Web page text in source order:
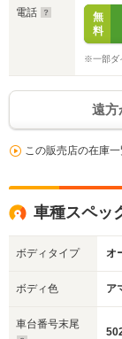
電話
無
料
※一部ダ
遠方
この販売店の在庫
車種スペッ
ボディタイプ オ
ボディ色 ア
車台番号末尾